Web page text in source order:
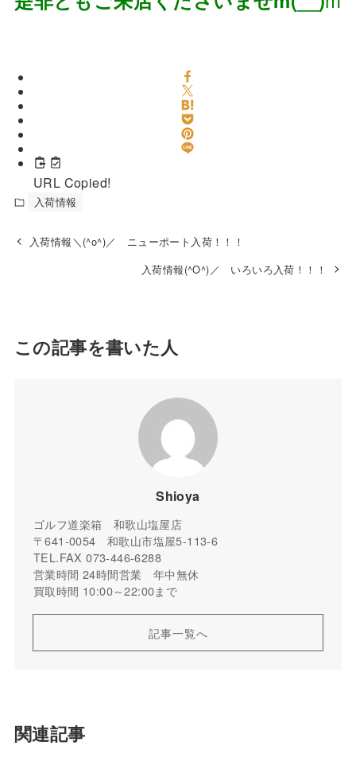
URL Copied!
入荷情報
入荷情報＼(^o^)／ ニューポート入荷！！！
入荷情報(^O^)／ いろいろ入荷！！！
この記事を書いた人
Shioya
ゴルフ道楽箱 和歌山塩屋店
〒641-0054 和歌山市塩屋5-113-6
TEL.FAX 073-446-6288
営業時間 24時間営業 年中無休
買取時間 10:00～22:00まで
記事一覧へ
関連記事